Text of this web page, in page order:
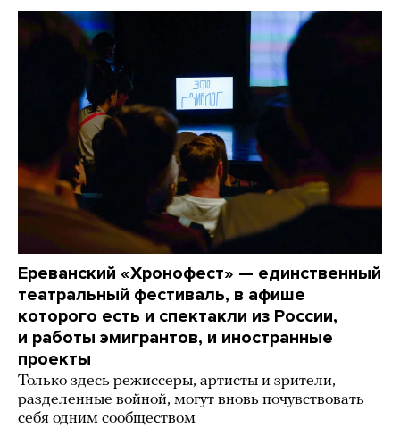
Ереванский «Хронофест» — единственный
театральный фестиваль, в афише
которого есть и спектакли из России,
и работы эмигрантов, и иностранные
проекты
Только здесь режиссеры, артисты и зрители,
разделенные войной, могут вновь почувствовать
себя одним сообществом